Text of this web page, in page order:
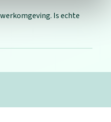
Is echte